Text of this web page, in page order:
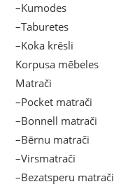
–Kumodes
–Taburetes
–Koka krēsli
Korpusa mēbeles
Matrači
–Pocket matrači
–Bonnell matrači
–Bērnu matrači
–Virsmatrači
–Bezatsperu matrači